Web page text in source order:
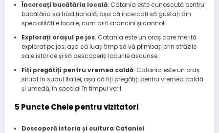
Încercați bucătăria locală: Catania este cunoscută pentru
bucătăria sa tradițională, așa că încercați să gustați din
specialitățile locale, cum ar fi arancini și cannoli.
Explorați orașul pe jos: Catania este un oraș care merită
explorat pe jos, așa că luați timp să vă plimbați prin străzile
sale istorice și să descoperiți locurile ascunse.
Fiți pregătiți pentru vremea caldă: Catania este un oraș
situat în sudul Italiei, așa că fiți pregătiți pentru vremea caldă
și umedă, în special în timpul verii.
5 Puncte Cheie pentru vizitatori
Descoperă istoria și cultura Cataniei